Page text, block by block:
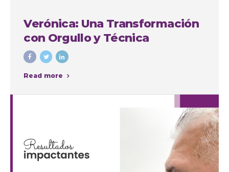
Verónica: Una Transformación
con Orgullo y Técnica
Read more